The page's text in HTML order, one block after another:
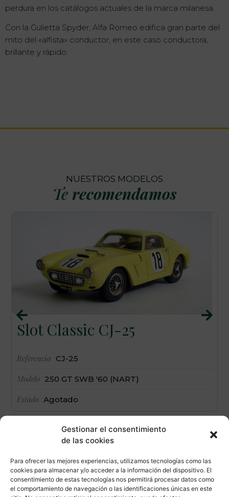
Gestionar el consentimiento
de las cookies
Para ofrecer las mejores experiencias, utilizamos tecnologías como las
cookies para almacenar y/o acceder a la información del dispositivo. El
consentimiento de estas tecnologías nos permitirá procesar datos como
el comportamiento de navegación o las identificaciones únicas en este
perdura en los catálogos actuales de la marca milanesa.
Con la Gulietta Spyder, Alfa Romeo edifica gran parte del
mito del «alfista» conductor, en este caso conductora,
brillante y rápido.
NUESTROS MODELOS
Te recomendamos
Slot Classic CJ-25
Referencia CJ-25
Modelo 250 GT SWB '60 (NART)
Estado Agotado